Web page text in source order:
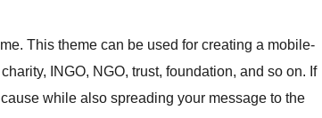
This theme can be used for creating a mobile-
INGO, NGO, trust, foundation, and so on. If
while also spreading your message to the